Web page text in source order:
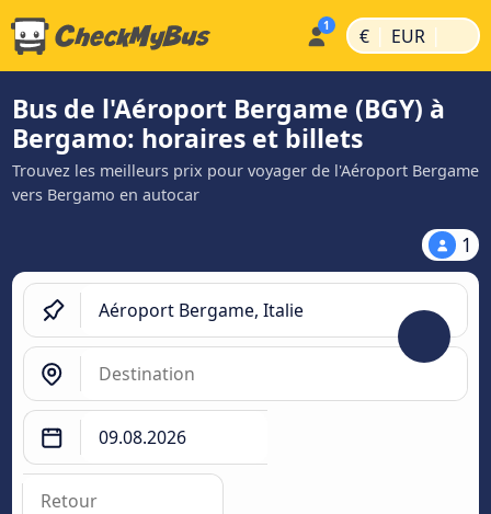
€ | EUR |
Bus de l'Aéroport Bergame (BGY) à
Bergamo: horaires et billets
Trouvez les meilleurs prix pour voyager de l'Aéroport Bergame
vers Bergamo en autocar
1